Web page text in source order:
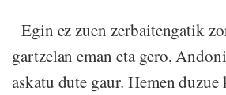
Egin ez zuen zerbaitengatik
gartzelan eman eta gero,
askatu dute gaur. Hemen duzue